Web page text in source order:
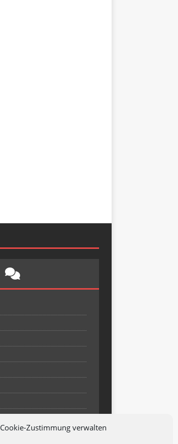
Cookie-Zustimmung verwalten